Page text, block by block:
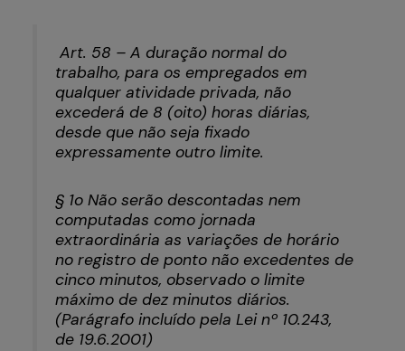
Art. 58 – A duração normal do
trabalho, para os empregados em
qualquer atividade privada, não
excederá de 8 (oito) horas diárias,
desde que não seja fixado
expressamente outro limite.
§ 1o Não serão descontadas nem
computadas como jornada
extraordinária as variações de horário
no registro de ponto não excedentes de
cinco minutos, observado o limite
máximo de dez minutos diários.
(Parágrafo incluído pela Lei nº 10.243,
de 19.6.2001)